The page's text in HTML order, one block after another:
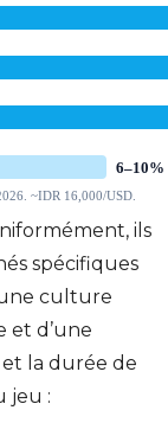
ils
spécifiques
culture
et d’une
la durée de
jeu :